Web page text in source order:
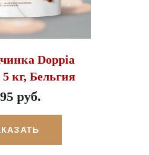
Doppia
кг, Бельгия
руб.